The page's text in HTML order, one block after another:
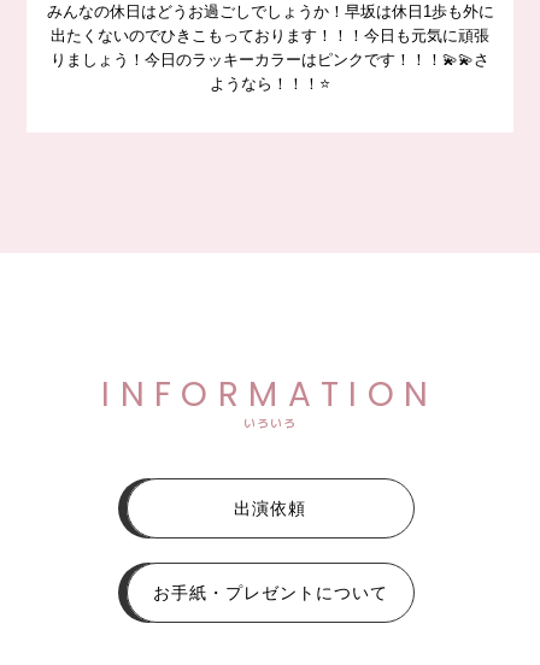
みんなの休日はどうお過ごしでしょうか！早坂は休日1歩も外に
出たくないのでひきこもっております！！！今日も元気に頑張
りましょう！今日のラッキーカラーはピンクです！！！💫💫さ
ようなら！！！⭐️
INFORMATION
いろいろ
出演依頼
お手紙・プレゼントについて